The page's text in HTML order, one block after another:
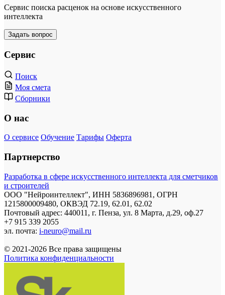
Сервис поиска расценок на основе искусственного
интеллекта
Задать вопрос
Сервис
Поиск
Моя смета
Сборники
О нас
О сервисе Обучение Тарифы Оферта
Партнерство
Разработка в сфере искусственного интеллекта для сметчиков
и строителей
ООО "Нейроинтеллект", ИНН 5836896981, ОГРН
1215800009480, ОКВЭД 72.19, 62.01, 62.02
Почтовый адрес: 440011, г. Пенза, ул. 8 Марта, д.29, оф.27
+7 915 339 2055
эл. почта: i-neuro@mail.ru
© 2021-2026 Все права защищены
Политика конфиденциальности